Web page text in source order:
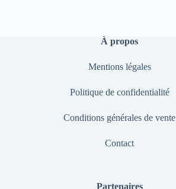
À propos
Mentions légales
Politique de confidentialité
Conditions générales de vente
Contact
Partenaires